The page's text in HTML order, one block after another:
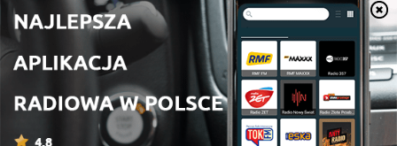
4 - R&B Life
357_DRY3
29 paź 2025
THE POWER OF 357